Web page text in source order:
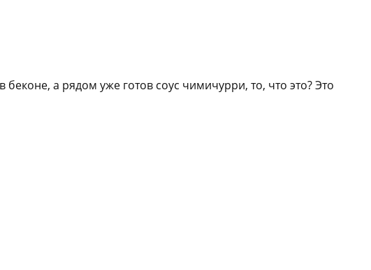
а рядом уже готов соус чимичурри, то, что это? Это